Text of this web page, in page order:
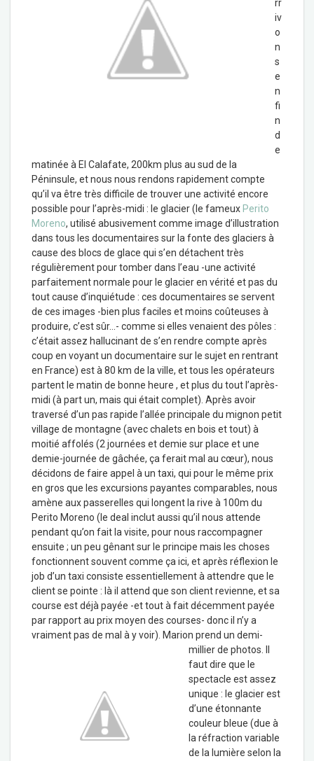
rr
iv
o
n
s
e
n
fi
n
d
e
matinée à El Calafate, 200km plus au sud de la
Péninsule, et nous nous rendons rapidement compte
qu’il va être très difficile de trouver une activité encore
possible pour l’après-midi : le glacier (le fameux Perito
Moreno, utilisé abusivement comme image d’illustration
dans tous les documentaires sur la fonte des glaciers à
cause des blocs de glace qui s’en détachent très
régulièrement pour tomber dans l’eau -une activité
parfaitement normale pour le glacier en vérité et pas du
tout cause d’inquiétude : ces documentaires se servent
de ces images -bien plus faciles et moins coûteuses à
produire, c’est sûr…- comme si elles venaient des pôles :
c’était assez hallucinant de s’en rendre compte après
coup en voyant un documentaire sur le sujet en rentrant
en France) est à 80 km de la ville, et tous les opérateurs
partent le matin de bonne heure , et plus du tout l’après-
midi (à part un, mais qui était complet). Après avoir
traversé d’un pas rapide l’allée principale du mignon petit
village de montagne (avec chalets en bois et tout) à
moitié affolés (2 journées et demie sur place et une
demie-journée de gâchée, ça ferait mal au cœur), nous
décidons de faire appel à un taxi, qui pour le même prix
en gros que les excursions payantes comparables, nous
amène aux passerelles qui longent la rive à 100m du
Perito Moreno (le deal inclut aussi qu’il nous attende
pendant qu’on fait la visite, pour nous raccompagner
ensuite ; un peu gênant sur le principe mais les choses
fonctionnent souvent comme ça ici, et après réflexion le
job d’un taxi consiste essentiellement à attendre que le
client se pointe : là il attend que son client revienne, et sa
course est déjà payée -et tout à fait décemment payée
par rapport au prix moyen des courses- donc il n’y a
vraiment pas de mal à y voir). Marion prend un demi-
millier de photos.
faut dire que le
spectacle est assez
unique : le glacier est
d’une étonnante
couleur bleue (due à
la réfraction variable
de la lumière selon la